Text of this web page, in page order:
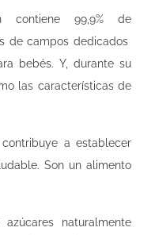
contiene 99,9% de
de campos dedicados
bebés. Y, durante su
las características de
a establecer
Son un alimento
azúcares naturalmente